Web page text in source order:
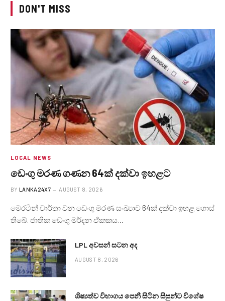
DON'T MISS
LOCAL NEWS
ඩෙංගු මරණ ගණන 64ක් දක්වා ඉහළට
BY LANKA24X7 AUGUST 8, 2026
මෙරටින් වාර්තා වන ඩෙංගු මරණ සංඛ්‍යාව 64ක් දක්වා ඉහළ ගොස්
තිබේ. ජාතික ඩෙංගු මර්දන ඒකකය…
LPL අවසන් සටන අද
AUGUST 8, 2026
ශිෂ්‍යත්ව විභාගය පෙනී සිටින සිසුන්ට විශේෂ